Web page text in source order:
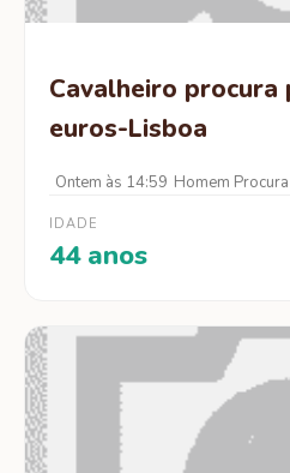
Cavalheiro
euros-Lisboa
Ontem às 14:59 Homem
IDADE
44 anos